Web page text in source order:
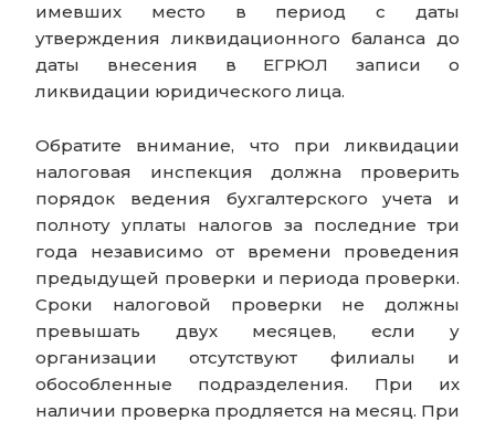
имевших место в период с даты
утверждения ликвидационного баланса до
даты внесения в ЕГРЮЛ записи о
ликвидации юридического лица.
Обратите внимание, что при ликвидации
налоговая инспекция должна проверить
порядок ведения бухгалтерского учета и
полноту уплаты налогов за последние три
года независимо от времени проведения
предыдущей проверки и периода проверки.
Сроки налоговой проверки не должны
превышать двух месяцев, если у
организации отсутствуют филиалы и
обособленные подразделения. При их
наличии проверка продляется на месяц. При